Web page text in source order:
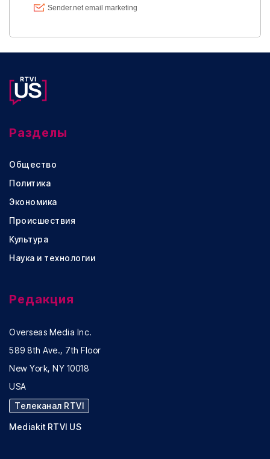
Разделы
Общество
Политика
Экономика
Происшествия
Культура
Наука и технологии
Редакция
Overseas Media Inc.
589 8th Ave., 7th Floor
New York, NY 10018
USA
Телеканал RTVI
Mediakit RTVI US